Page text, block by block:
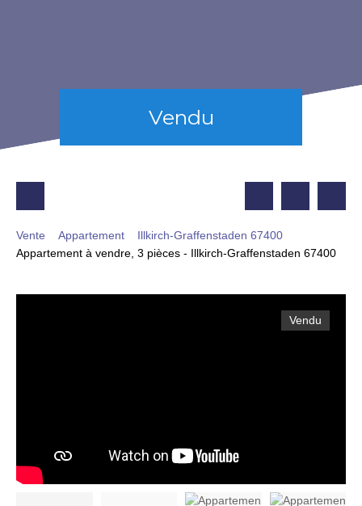
Vendu
Vente Appartement
Illkirch-Graffenstaden 67400
Appartement à vendre, 3 pièces - Illkirch-Graffenstaden 67400
Vendu